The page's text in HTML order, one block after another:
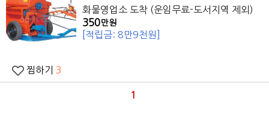
화물영업소 도착 (운임무료-도서지역 제외)
350만원
[적립금: 8만9천원]
찜하기 3
1